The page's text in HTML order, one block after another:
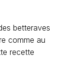
betteraves
comme au
recette